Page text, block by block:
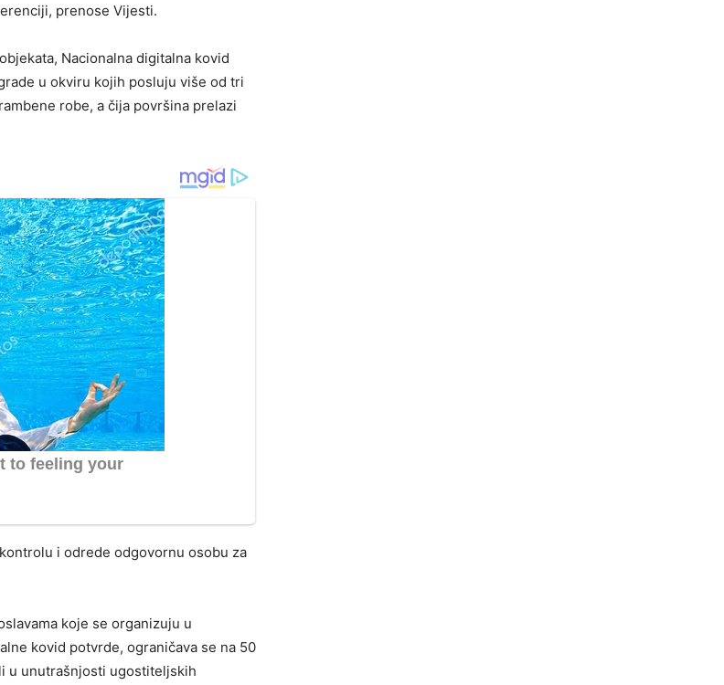
prenose Vijesti.
Nacionalna digitalna kovid
u okviru kojih posluju više od tri
robe, a čija površina prelazi
i odrede odgovornu osobu za
koje se organizuju u
kovid potvrde, ograničava se na 50
u unutrašnjosti ugostiteljskih